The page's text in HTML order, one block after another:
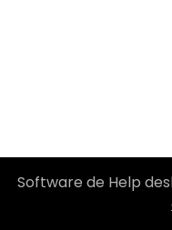
Software de Help